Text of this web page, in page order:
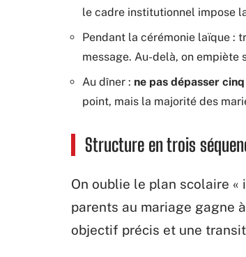
le cadre institutionnel impose
Pendant la cérémonie laïque :
message. Au-delà, on empiète
Au dîner : ne pas dépasser
point, mais la majorité des
Structure en trois
On oublie le plan scolaire «
parents au mariage gagne
objectif précis et une